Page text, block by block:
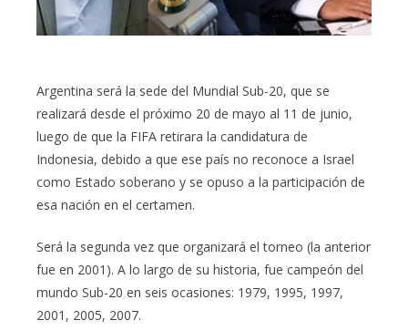
Argentina será la sede del Mundial Sub-20, que se
realizará desde el próximo 20 de mayo al 11 de junio,
luego de que la FIFA retirara la candidatura de
Indonesia, debido a que ese país no reconoce a Israel
como Estado soberano y se opuso a la participación de
esa nación en el certamen.
Será la segunda vez que organizará el torneo (la anterior
fue en 2001). A lo largo de su historia, fue campeón del
mundo Sub-20 en seis ocasiones: 1979, 1995, 1997,
2001, 2005, 2007.